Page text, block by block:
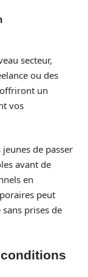
secteur,
ou des
un
vos
de passer
avant de
en
peut
prises de